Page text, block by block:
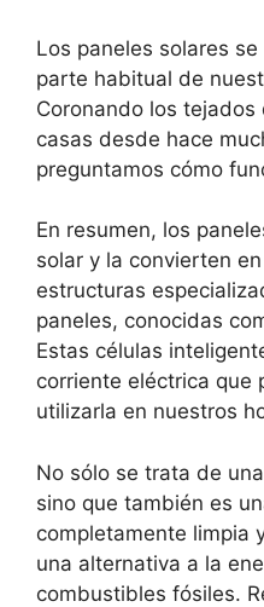
Los paneles solares
parte habitual de
Coronando los
casas desde hace
preguntamos cómo
En resumen, los
solar y la convierten
estructuras
paneles, conocidas
Estas células
corriente eléctrica que
utilizarla en nuestros
No sólo se trata de
sino que también es
completamente limpia
una alternativa a la
combustibles fósiles.